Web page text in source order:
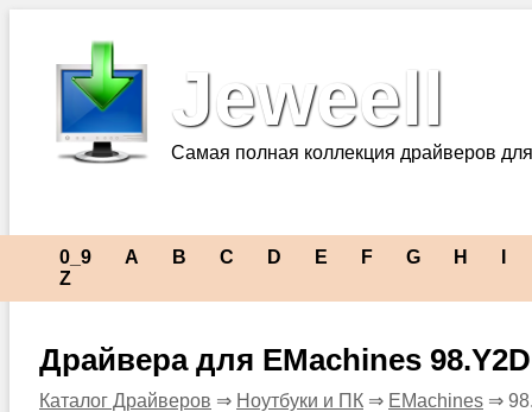
Jeweell
Самая полная коллекция драйверов
0_9 A B C D E F G H
Z
Драйвера для EMachines
Каталог Драйверов ⇒ Ноутбуки и ПК ⇒ EMachines ⇒